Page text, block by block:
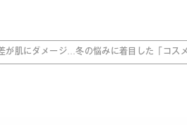
が肌にダメージ…冬の悩みに着目した「コス